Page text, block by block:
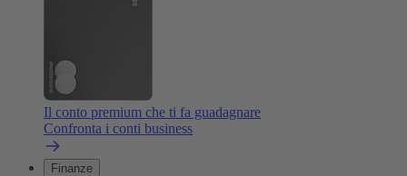
Il conto premium che ti fa guadagnare
Confronta i conti business
Finanze